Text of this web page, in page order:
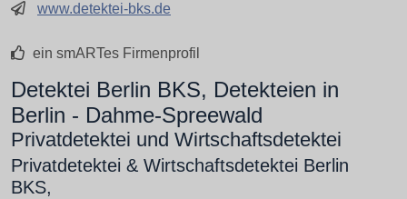
www.detektei-bks.de
ein smARTes Firmenprofil
Detektei Berlin BKS, Detekteien in
Berlin - Dahme-Spreewald
Privatdetektei und Wirtschaftsdetektei
Privatdetektei & Wirtschaftsdetektei Berlin
BKS,